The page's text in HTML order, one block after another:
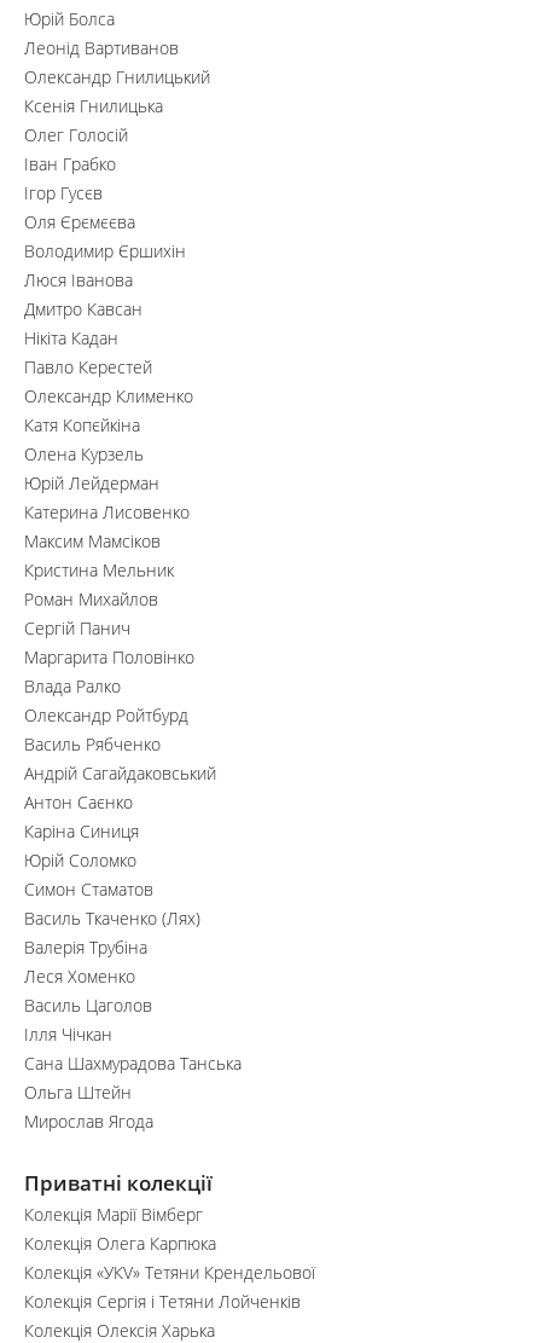
Юрій Болса
Леонід Вартиванов
Олександр Гнилицький
Ксенія Гнилицька
Олег Голосій
Іван Грабко
Ігор Гусєв
Оля Єрємєєва
Володимир Єршихін
Люся Іванова
Дмитро Кавсан
Нікіта Кадан
Павло Керестей
Олександр Клименко
Катя Копєйкіна
Олена Курзель
Юрій Лейдерман
Катерина Лисовенко
Максим Мамсіков
Кристина Мельник
Роман Михайлов
Сергій Панич
Маргарита Половінко
Влада Ралко
Олександр Ройтбурд
Василь Рябченко
Андрій Сагайдаковський
Антон Саєнко
Каріна Синиця
Юрій Соломко
Симон Стаматов
Василь Ткаченко (Лях)
Валерія Трубіна
Леся Хоменко
Василь Цаголов
Ілля Чічкан
Сана Шахмурадова Танська
Ольга Штейн
Мирослав Ягода
Приватні колекції
Колекція Марії Вімберг
Колекція Олега Карпюка
Колекція «УКV» Тетяни Крендельової
Колекція Сергія і Тетяни Лойченків
Колекція Олексія Харька